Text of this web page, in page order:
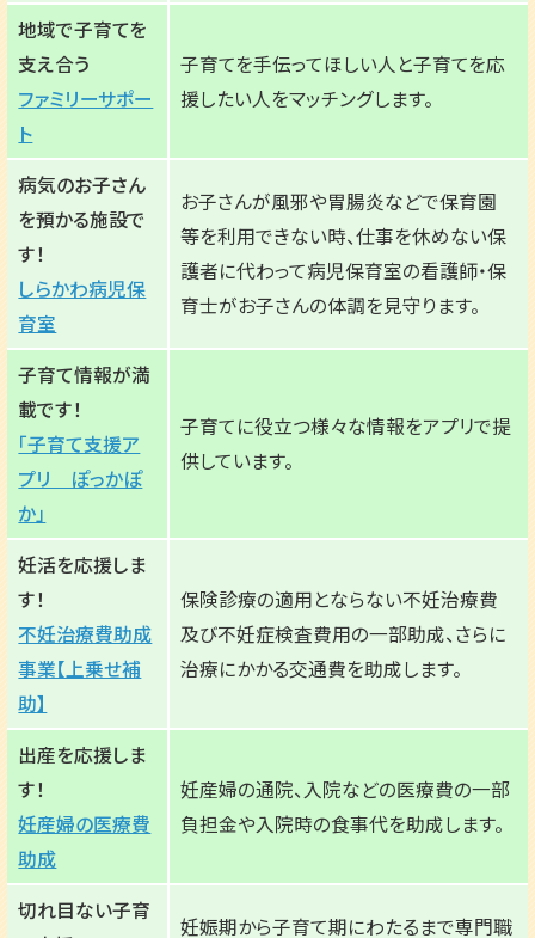
地域で子育てを
支え合う
ファミリーサポー
ト
子育てを手伝ってほしい人と子育てを応
援したい人をマッチングします。
病気のお子さん
を預かる施設で
す！
しらかわ病児保
育室
お子さんが風邪や胃腸炎などで保育園
等を利用できない時、仕事を休めない保
護者に代わって病児保育室の看護師・保
育士がお子さんの体調を見守ります。
子育て情報が満
載です！
「子育て支援ア
プリ ぽっかぽ
か」
子育てに役立つ様々な情報をアプリで提
供しています。
妊活を応援しま
す！
不妊治療費助成
事業【上乗せ補
助】
保険診療の適用とならない不妊治療費
及び不妊症検査費用の一部助成、さらに
治療にかかる交通費を助成します。
出産を応援しま
す！
妊産婦の医療費
助成
妊産婦の通院、入院などの医療費の一部
負担金や入院時の食事代を助成します。
切れ目ない子育
妊娠期から子育て期にわたるまで専門職